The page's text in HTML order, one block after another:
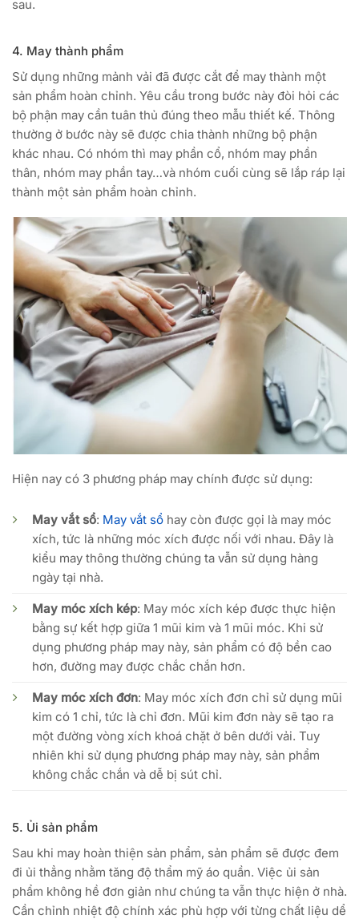
sau.
4. May thành phẩm
Sử dụng những mảnh vải đã được cắt để may thành một
sản phẩm hoàn chỉnh. Yêu cầu trong bước này đòi hỏi các
bộ phận may cần tuân thủ đúng theo mẫu thiết kế. Thông
thường ở bước này sẽ được chia thành những bộ phận
khác nhau. Có nhóm thì may phần cổ, nhóm may phần
thân, nhóm may phần tay…và nhóm cuối cùng sẽ lắp ráp lại
thành một sản phẩm hoàn chỉnh.
Hiện nay có 3 phương pháp may chính được sử dụng:
May vắt sổ: May vắt sổ hay còn được gọi là may móc
xích, tức là những móc xích được nối với nhau. Đây là
kiểu may thông thường chúng ta vẫn sử dụng hàng
ngày tại nhà.
May móc xích kép: May móc xích kép được thực hiện
bằng sự kết hợp giữa 1 mũi kim và 1 mũi móc. Khi sử
dụng phương pháp may này, sản phẩm có độ bền cao
hơn, đường may được chắc chắn hơn.
May móc xích đơn: May móc xích đơn chỉ sử dụng mũi
kim có 1 chỉ, tức là chỉ đơn. Mũi kim đơn này sẽ tạo ra
một đường vòng xích khoá chặt ở bên dưới vải. Tuy
nhiên khi sử dụng phương pháp may này, sản phẩm
không chắc chắn và dễ bị sút chỉ.
5. Ủi sản phẩm
Sau khi may hoàn thiện sản phẩm, sản phẩm sẽ được đem
đi ủi thẳng nhằm tăng độ thẩm mỹ áo quần. Việc ủi sản
phẩm không hề đơn giản như chúng ta vẫn thực hiện ở nhà.
Cần chỉnh nhiệt độ chính xác phù hợp với từng chất liệu dể